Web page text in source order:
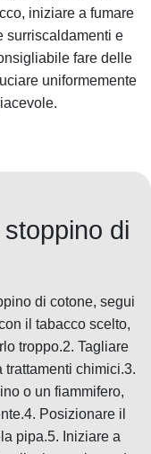
iniziare a fumare
surriscaldamenti e
fare delle
uniformemente
di
di cotone, segui
il tabacco scelto,
troppo.2. Tagliare
chimici.3.
o un fiammifero,
Posizionare il
pipa.5. Iniziare a